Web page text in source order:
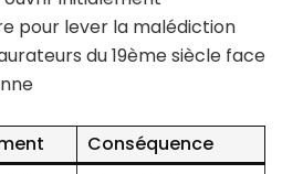
pour lever la malédiction
du 19ème siècle face
Conséquence